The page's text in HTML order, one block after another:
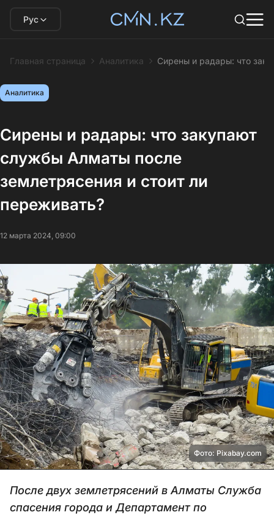
Рус
Главная страница Аналитика Сирены и радары: что
Аналитика
Сирены и радары: что закупают
службы Алматы после
землетрясения и стоит ли
переживать?
12 марта 2024, 09:00
Фото: Pixabay.com
После двух землетрясений в Алматы Служба
спасения города и Департамент по